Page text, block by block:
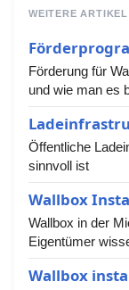
WEITERE ARTIKEL
Förderung für
und wie man es
Öffentliche
sinnvoll ist
Wallbox
Wallbox in der
Eigentümer
Wallbox